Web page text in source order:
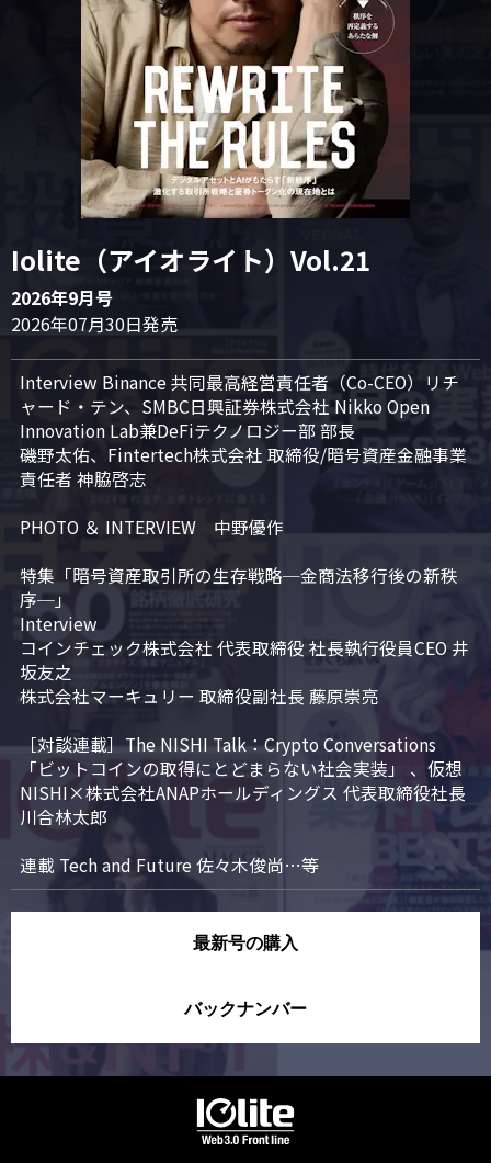
Iolite（アイオライト）Vol.21
2026年9月号
2026年07月30日発売
Interview Binance 共同最高経営責任者（Co-CEO）リチ
ャード・テン、SMBC日興証券株式会社 Nikko Open
Innovation Lab兼DeFiテクノロジー部 部長
磯野太佑、Fintertech株式会社 取締役/暗号資産金融事業
責任者 神脇啓志
PHOTO ＆ INTERVIEW　中野優作
特集「暗号資産取引所の生存戦略─金商法移行後の新秩
序─」
Interview
コインチェック株式会社 代表取締役 社長執行役員CEO 井
坂友之
株式会社マーキュリー 取締役副社長 藤原崇亮
［対談連載］The NISHI Talk：Crypto Conversations
「ビットコインの取得にとどまらない社会実装」 、仮想
NISHI×株式会社ANAPホールディングス 代表取締役社長
川合林太郎
連載 Tech and Future 佐々木俊尚…等
最新号の購入
バックナンバー